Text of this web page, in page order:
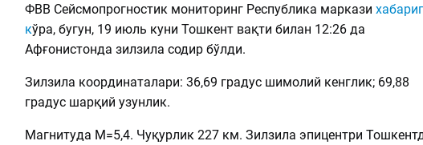
ФВВ Сейсмопрогностик мониторинг Республика маркази
кўра, бугун, 19 июль куни Тошкент вақти билан 12:26 да
Афғонистонда зилзила содир бўлди.
Зилзила координаталари: 36,69 градус шимолий кенглик; 69,88
градус шарқий узунлик.
Магнитуда М=5,4. Чуқурлик 227 км. Зилзила эпицентри